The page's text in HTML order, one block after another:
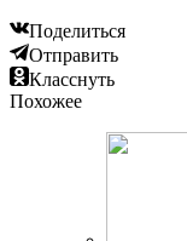
Поделиться
Отправить
Класснуть
Похожее